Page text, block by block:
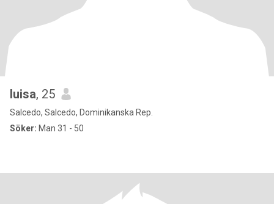
luisa, 25
Salcedo, Salcedo, Dominikanska Rep.
Söker: Man 31 - 50